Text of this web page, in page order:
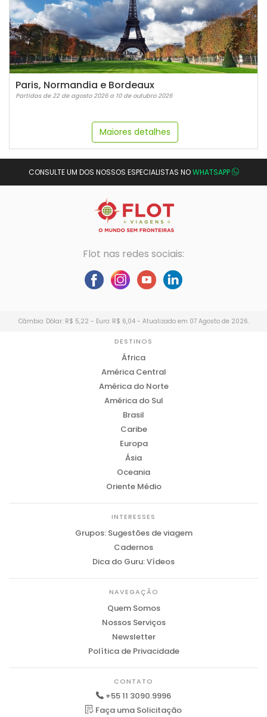
Paris, Normandia e Bordeaux
Partidas de 22 de agosto 2026 a 10 de outubro 2026
Maiores detalhes
CONSULTE UM DOS NOSSOS ESPECIALISTAS NOWHATSAPP
Flot nas redes sociais:
Câmbio: Dólar: R$ 5,22 - Euro: R$ 6,04 - Atualizado em 07 Agosto de 2026.
DESTINOS
África
América Central
América do Norte
América do Sul
Brasil
Caribe
Europa
Ásia
Oceania
Oriente Médio
INTERESSES
Grupos: Sugestões de viagem
Cadernos
Dica do Guru: Vídeos
NAVEGAÇÃO
Quem Somos
Nossos Serviços
Newsletter
Política de Privacidade
CONTATO
+55 11 3090.9996
Faça uma Solicitação